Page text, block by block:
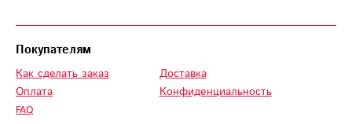
Рекомендую этот
сервис всем, кто
близких цветами!
Покупателям
Как сделать заказ
Оплата
FAQ
Доставка
Конфиденциальность